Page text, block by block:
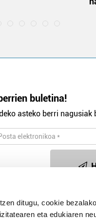
ditugu, cookie
eta edukiaren
buletina!
asteko berri nagusiak